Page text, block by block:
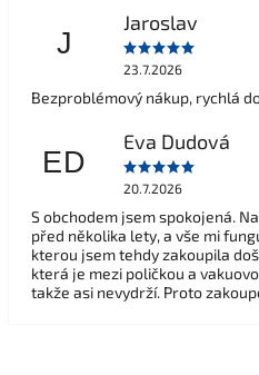
J
Jaroslav
23.7.2026
Bezproblémový nákup, rychlá
ED
Eva Dudová
20.7.2026
S obchodem jsem spokojená.
před několika lety, a vše mi
kterou jsem tehdy zakoupila
která je mezi poličkou a
takže asi nevydrží. Proto